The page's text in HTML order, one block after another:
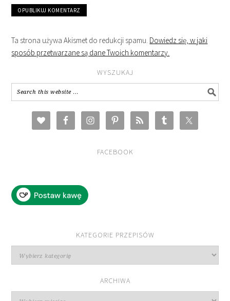
Ta strona używa Akismet do redukcji spamu. Dowiedz się, w jaki
sposób przetwarzane są dane Twoich komentarzy.
WYSZUKAJ
FACEBOOK
KATEGORIE PRZEPISÓW
przepisów
ARCHIWA